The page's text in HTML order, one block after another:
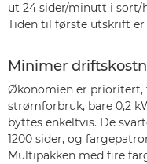
ut 24 sider/minutt i sort/
Tiden til første utskrift er
Minimer
Økonomien er prioritert,
strømforbruk, bare 0,2
byttes enkeltvis. De
1200 sider, og
Multipakken med fire